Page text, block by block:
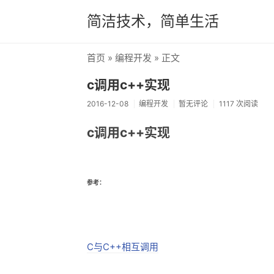
简洁技术，简单生活
首页 » 编程开发 » 正文
c调用c++实现
2016-12-08 编程开发 暂无评论 1117 次阅读
c调用c++实现
参考：
C与C++相互调用